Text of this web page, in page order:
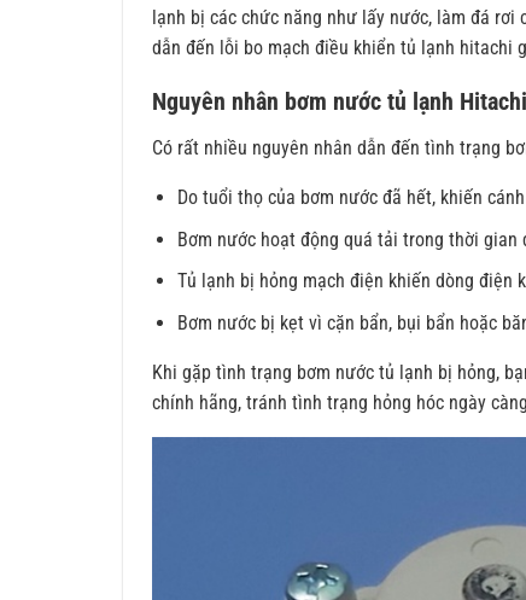
lạnh bị các chức năng như lấy nước, làm đá
dẫn đến lỗi bo mạch điều khiển tủ lạnh hitachi
Nguyên nhân bơm nước tủ lạnh
Có rất nhiều nguyên nhân dẫn đến tình trạng
Do tuổi thọ của bơm nước đã hết, khiến
Bơm nước hoạt động quá tải trong thời gian
Tủ lạnh bị hỏng mạch điện khiến dòng điện
Bơm nước bị kẹt vì cặn bẩn, bụi bẩn hoặc
Khi gặp tình trạng bơm nước tủ lạnh bị hỏng,
chính hãng, tránh tình trạng hỏng hóc ngày